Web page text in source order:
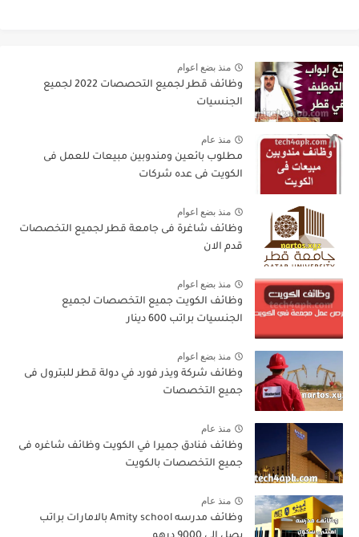
منذ بضع اعوام
وظائف قطر لجميع التحصصات 2022 لجميع
الجنسيات
منذ عام
مطلوب بائعين ومندوبين مبيعات للعمل فى
الكويت فى عده شركات
منذ بضع اعوام
وظائف شاغرة فى جامعة قطر لجميع التخصصات
قدم الان
منذ بضع اعوام
وظائف الكويت جميع التخصصات لجميع
الجنسيات براتب 600 دينار
منذ بضع اعوام
وظائف شركة ويذر فورد في دولة قطر للبترول فى
جميع التخصصات
منذ عام
وظائف فنادق جميرا في الكويت وظائف شاغره فى
جميع التخصصات بالكويت
منذ عام
وظائف مدرسه Amity school بالامارات براتب